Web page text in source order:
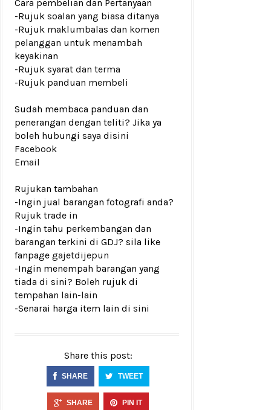
Cara pembelian dan Pertanyaan
-Rujuk soalan yang biasa ditanya
-Rujuk maklumbalas dan komen
pelanggan untuk menambah
keyakinan
-Rujuk syarat dan terma
-Rujuk panduan membeli
Sudah membaca panduan dan
penerangan dengan teliti? Jika ya
boleh hubungi saya disini
Facebook
Email
Rujukan tambahan
-Ingin jual barangan fotografi anda?
Rujuk trade in
-Ingin tahu perkembangan dan
barangan terkini di GDJ? sila like
fanpage gajetdijepun
-Ingin menempah barangan yang
tiada di sini? Boleh rujuk di
tempahan lain-lain
-Senarai harga item lain di sini
Share this post:
SHARE TWEET
SHARE PIN IT